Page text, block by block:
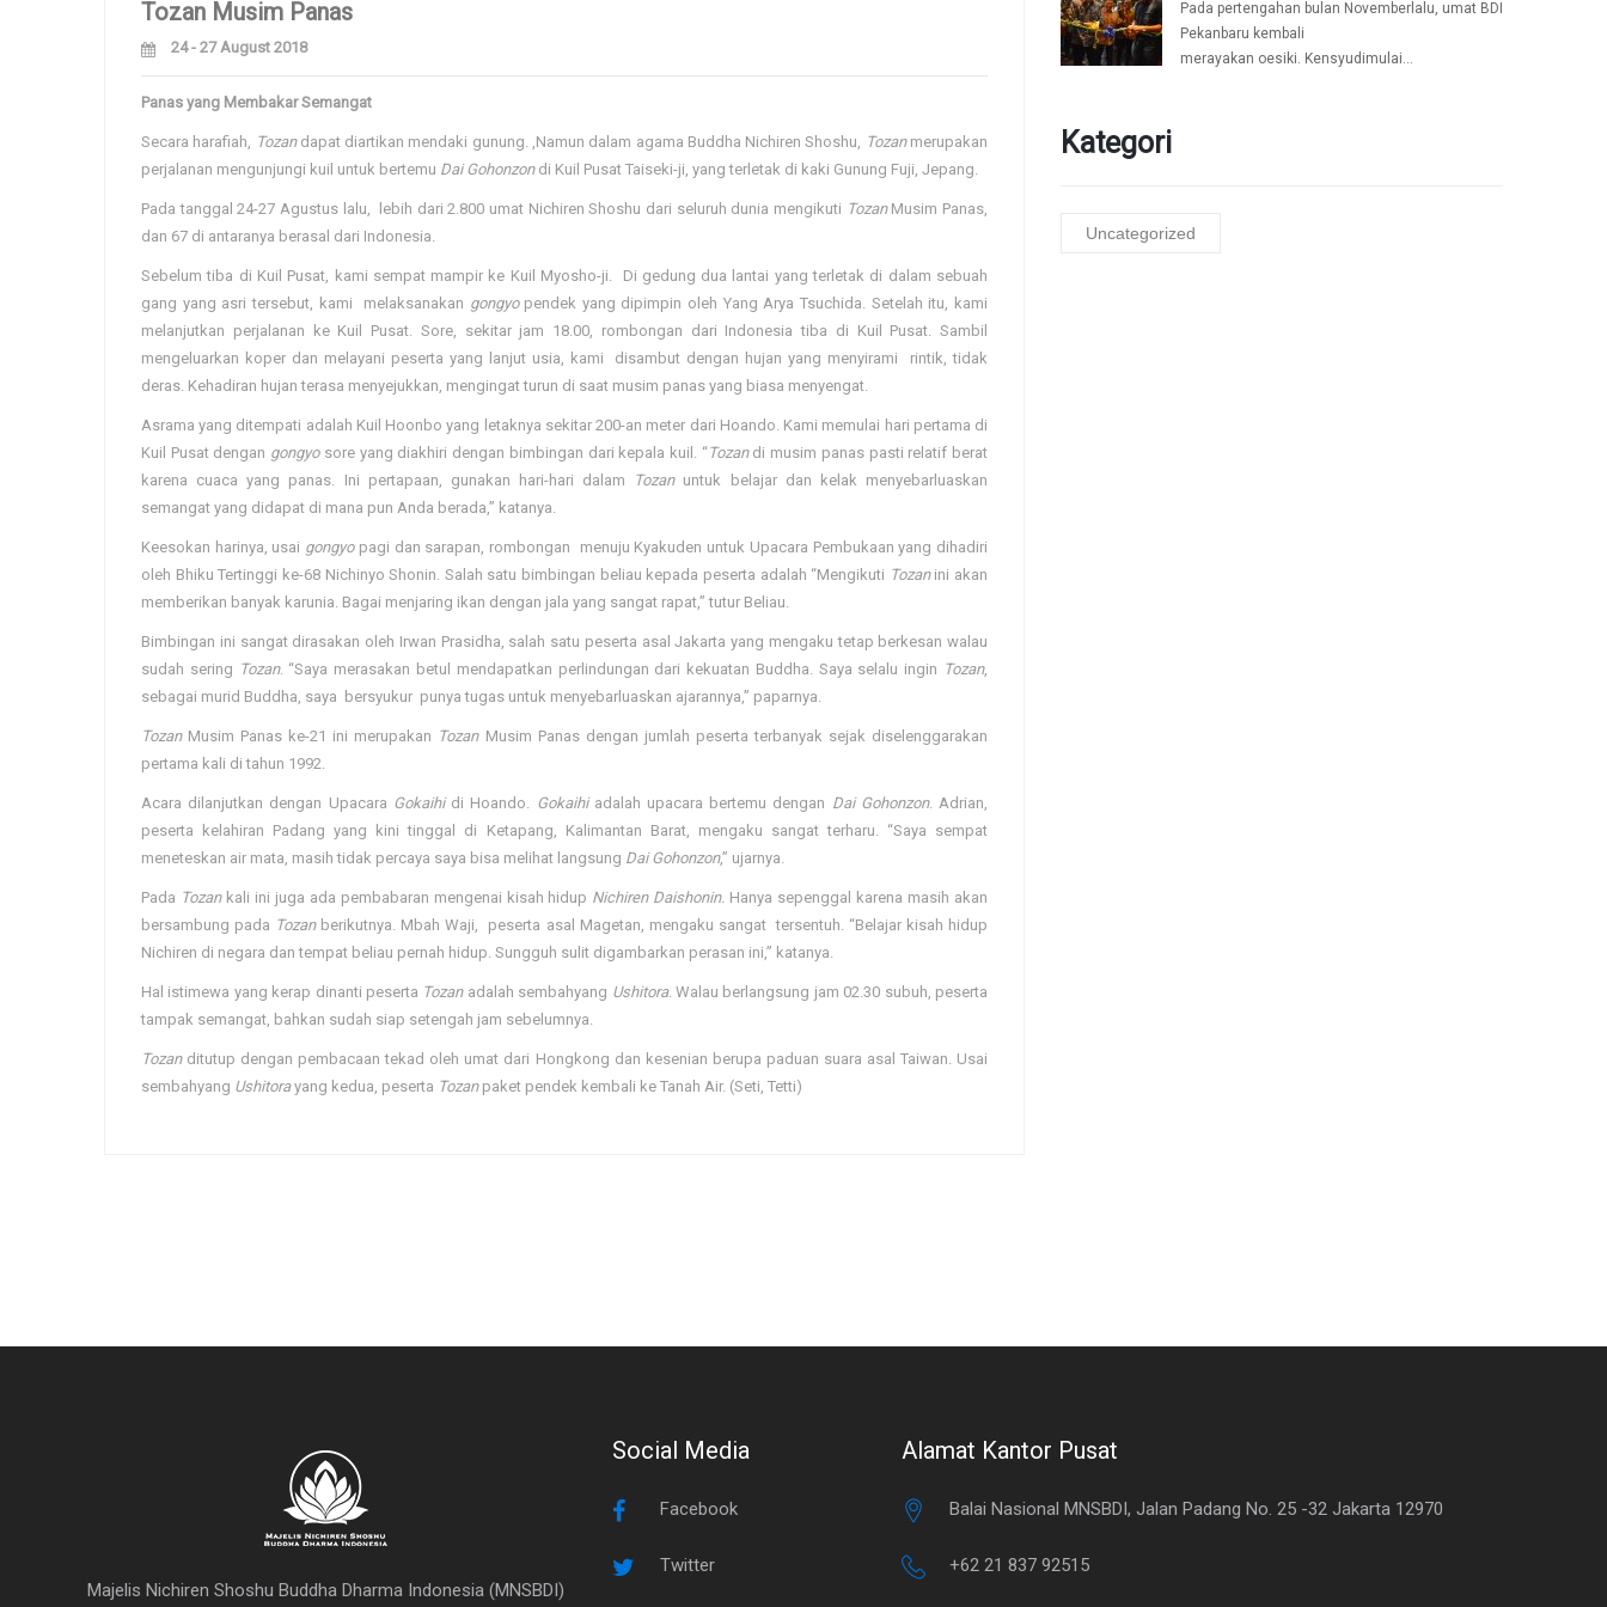
Tozan Musim Panas
24 - 27 August 2018
Panas yang Membakar Semangat
Secara harafiah, Tozan dapat diartikan mendaki gunung. ,Namun dalam agama Buddha Nichiren Shoshu, Tozanmerupakan
perjalanan mengunjungi kuil untuk bertemu Dai Gohonzondi Kuil Pusat Taiseki-ji, yang terletak di kaki Gunung Fuji, Jepang.
Pada tanggal 24-27 Agustus lalu, lebih dari 2.800 umat Nichiren Shoshu dari seluruh dunia mengikuti TozanMusim Panas,
dan 67 di antaranya berasal dari Indonesia.
Sebelum tiba di Kuil Pusat, kami sempat mampir ke Kuil Myosho-ji. Di gedung dua lantai yang terletak di dalam sebuah
gang yang asri tersebut, kami melaksanakan gongyo pendek yang dipimpin oleh Yang Arya Tsuchida. Setelah itu, kami
melanjutkan perjalanan ke Kuil Pusat. Sore, sekitar jam 18.00, rombongan dari Indonesia tiba di Kuil Pusat. Sambil
mengeluarkan koper dan melayani peserta yang lanjut usia, kami disambut dengan hujan yang menyirami rintik, tidak
deras. Kehadiran hujan terasa menyejukkan, mengingat turun di saat musim panas yang biasa menyengat.
Asrama yang ditempati adalah Kuil Hoonbo yang letaknya sekitar 200-an meter dari Hoando. Kami memulai hari pertama di
Kuil Pusat dengan gongyosore yang diakhiri dengan bimbingan dari kepala kuil. “Tozandi musim panas pasti relatif berat
karena cuaca yang panas. Ini pertapaan, gunakan hari-hari dalam
Tozanuntuk belajar dan kelak menyebarluaskan
semangat yang didapat di mana pun Anda berada,” katanya.
Keesokan harinya, usai gongyopagi dan sarapan, rombongan menuju Kyakuden untuk Upacara Pembukaan yang dihadiri
oleh Bhiku Tertinggi ke-68 Nichinyo Shonin. Salah satu bimbingan beliau kepada peserta adalah “Mengikuti Tozanini akan
memberikan banyak karunia. Bagai menjaring ikan dengan jala yang sangat rapat,” tutur Beliau.
Bimbingan ini sangat dirasakan oleh Irwan Prasidha, salah satu peserta asal Jakarta yang mengaku tetap berkesan walau
sudah sering Tozan. “Saya merasakan betul mendapatkan perlindungan dari kekuatan Buddha. Saya selalu ingin Tozan,
sebagai murid Buddha, saya bersyukur punya tugas untuk menyebarluaskan ajarannya,” paparnya.
TozanMusim Panas ke-21 ini merupakan TozanMusim Panas dengan jumlah peserta terbanyak sejak diselenggarakan
pertama kali di tahun 1992.
Acara dilanjutkan dengan Upacara Gokaihidi Hoando. Gokaihiadalah upacara bertemu dengan Dai Gohonzon. Adrian,
peserta kelahiran Padang yang kini tinggal di Ketapang, Kalimantan Barat, mengaku sangat terharu. “Saya sempat
meneteskan air mata, masih tidak percaya saya bisa melihat langsung Dai Gohonzon,” ujarnya.
Pada Tozankali ini juga ada pembabaran mengenai kisah hidup Nichiren Daishonin. Hanya sepenggal karena masih akan
bersambung pada Tozanberikutnya. Mbah Waji, peserta asal Magetan, mengaku sangat tersentuh. “Belajar kisah hidup
Nichiren di negara dan tempat beliau pernah hidup. Sungguh sulit digambarkan perasan ini,” katanya.
Hal istimewa yang kerap dinanti peserta Tozan adalah sembahyang Ushitora. Walau berlangsung jam 02.30 subuh, peserta
tampak semangat, bahkan sudah siap setengah jam sebelumnya.
Tozanditutup dengan pembacaan tekad oleh umat dari Hongkong dan kesenian berupa paduan suara asal Taiwan. Usai
sembahyang Ushitorayang kedua, peserta Tozanpaket pendek kembali ke Tanah Air. (Seti, Tetti)
Pada pertengahan bulan Novemberlalu, umat BDI
Pekanbaru kembali
merayakan oesiki. Kensyudimulai…
Kategori
Uncategorized
Majelis Nichiren Shoshu Buddha Dharma Indonesia (MNSBDI)
Social Media
Facebook
Twitter
Alamat Kantor Pusat
Balai Nasional MNSBDI, Jalan Padang No. 25 -32 Jakarta 12970
+62 21 837 92515